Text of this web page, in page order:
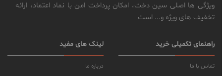
ویژگی ها اصلی سین دخت، امکان پرداخت امن با نماد اعتماد، ارائه
تخفیف های ویژه و... است
راهنمای تکمیلی خرید
تماس با ما
لینک های مفید
درباره ما